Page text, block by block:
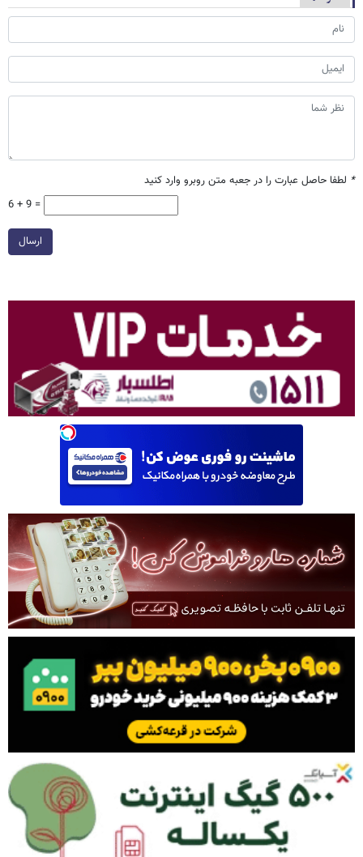
* لطفا حاصل عبارت را در جعبه متن روبرو وارد کنید
6 + 9 =
ارسال